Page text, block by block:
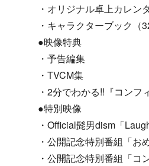
・オリジナル卓上カレン
・キャラクターブック（
●映像特典
・予告編集
・TVCM集
・2分でわかる!!『コンフ
●特別映像
・Official髭男dism「
・公開記念特別番組「お
・公開記念特別番組「コ